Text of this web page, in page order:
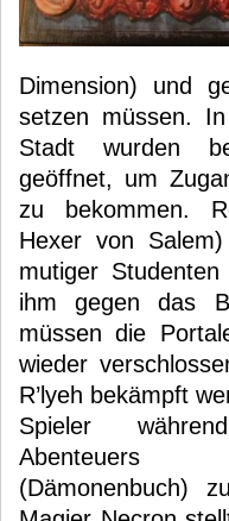
Dimension) und
setzen müssen.
Stadt wurden
geöffnet, um
zu bekommen.
Hexer von
mutiger
ihm gegen das
müssen die
wieder
R’lyeh bekämpft
Spieler
Abenteuers
(Dämonenbuch)